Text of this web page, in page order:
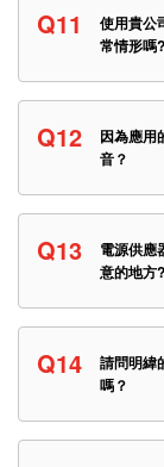
Q11
使用貴公
常情形嗎
Q12
因為應用
音？
Q13
電源供應
意的地方?
Q14
請問明緯
嗎？